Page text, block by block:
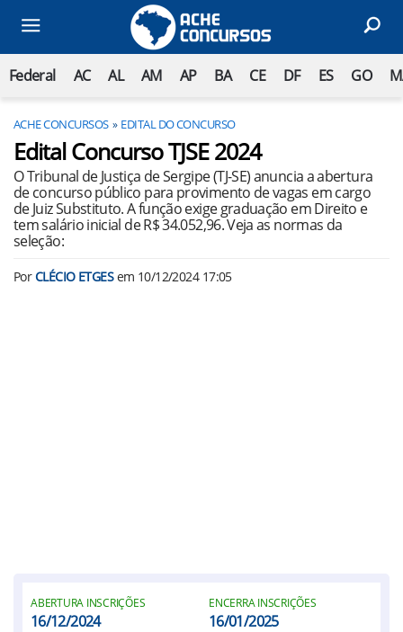
Federal AC AL AM AP BA CE DF ES GO
ACHE CONCURSOS EDITAL DO CONCURSO
Edital Concurso TJSE 2024
O Tribunal de Justiça de Sergipe (TJ-SE) anuncia a abertura
de concurso público para provimento de vagas em cargo
de Juiz Substituto. A função exige graduação em Direito e
tem salário inicial de R$ 34.052,96. Veja as normas da
seleção:
PorCLÉCIO ETGESem 10/12/2024 17:05
ABERTURA INSCRIÇÕES
16/12/2024
ENCERRA INSCRIÇÕES
16/01/2025